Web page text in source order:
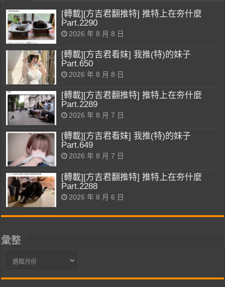
[轉載][方吉君翻推特] 推特上在夯什麼
Part.2290
2026 年 8 月 8 日
[轉載][方吉君看妹] 我推(特)的妹子
Part.650
2026 年 8 月 8 日
[轉載][方吉君翻推特] 推特上在夯什麼
Part.2289
2026 年 8 月 7 日
[轉載][方吉君看妹] 我推(特)的妹子
Part.649
2026 年 8 月 7 日
[轉載][方吉君翻推特] 推特上在夯什麼
Part.2288
2026 年 8 月 6 日
彙整
彙